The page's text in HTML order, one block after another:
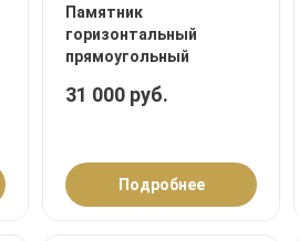
Памятник
горизонтальный
прямоугольный
31 000 руб.
Подробнее